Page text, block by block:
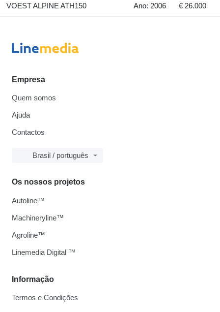
VOEST ALPINE ATH150 Ano: 2006 € 26.000
Empresa
Quem somos
Ajuda
Contactos
Brasil / português
Informação
Termos e Condições
Os nossos projetos
Autoline™
Machineryline™
Agroline™
Linemedia Digital ™